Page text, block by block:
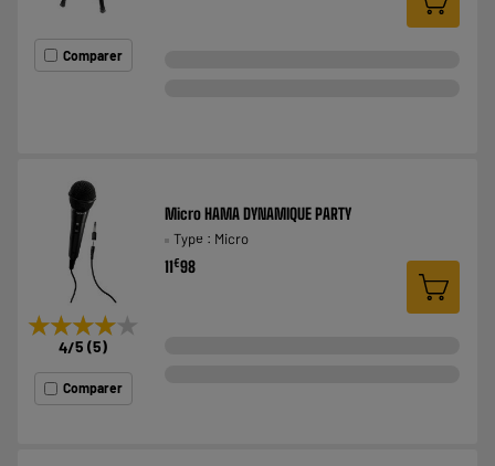
Comparer
★★★★★
★★★★★
4/5 (5)
Comparer
Micro HAMA DYNAMIQUE PARTY
Type : Micro
11€98